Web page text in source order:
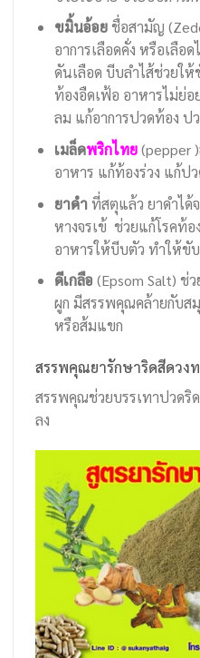
ขมิ้นอ้อยชื่อสามัญ
อาการเลือดคั่ง หรือเลือ
ดันเลือด บีบลำไส้ช่วยใ
ท้องอืดเฟ้อ อาหารไม่ย่
ลม แก้อาการปวดท้อง ป
เมล็ดพริกไทย(pepper
อาหาร แก้ท้องร่วง แก้ป
ยาดำที่สตุแล้ว ยาดำได้จ
หางจรเข้ ช่วยแก้โรคท้อ
อาหารให้บีบตัว ทำให้ขั
ดีเกลือ (Epsom Salt) ช่
ผูก มีสรรพคุณคล้ายกับส
หรือส้มแขก
สรรพคุณยารักษาริดสีดวง
สรรพคุณช่วยบรรเทาปวดริ
ลง